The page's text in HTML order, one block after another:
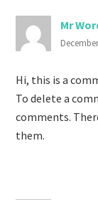
Mr
Hi, this is a
To delete a
comments.
them.